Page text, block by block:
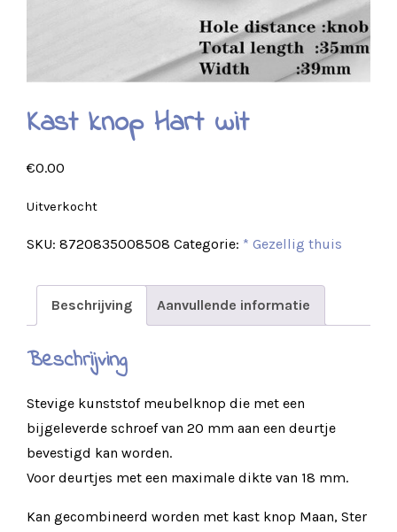
Kast knop Hart wit
€0.00
Uitverkocht
SKU: 8720835008508 Categorie: * Gezellig thuis
Beschrijving Aanvullende informatie
Beschrijving
Stevige kunststof meubelknop die met een
bijgeleverde schroef van 20 mm aan een deurtje
bevestigd kan worden.
Voor deurtjes met een maximale dikte van 18 mm.
Kan gecombineerd worden met kast knop Maan, Ster